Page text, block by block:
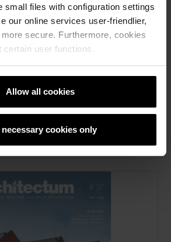
small files with configuration settings
our online services user-friendlier,
secure. Furthermore, cookies
certain user functions.
Allow all cookies
necessary cookies only
Tondach -